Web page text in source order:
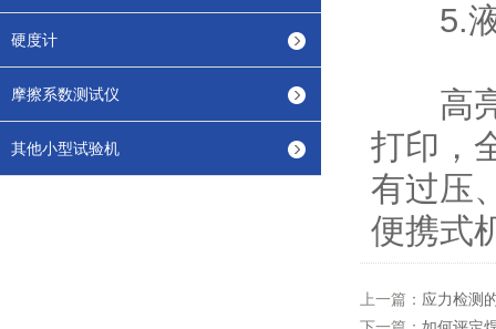
硬度计
摩擦系数测试仪
其他小型试验机
5.液
高亮
打印，
有过压
便携式
上一篇： 应力检测